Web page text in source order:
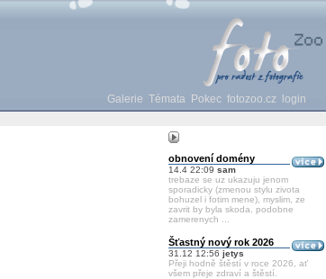
Galerie Témata Pokec fotozoo.cz login
obnovení domény
14.4 22:09 sam
trebaze se uz ukazuju jenom
sporadicky (zmenou stylu zivota
bohuzel i fotim mene), myslim, ze
zavrit by byla skoda. podobne
zamerenych ...
Šťastný nový rok 2026
31.12 12:56 jetys
Přeji hodně štěstí v roce 2026, ať
všem přeje zdraví a štěstí.